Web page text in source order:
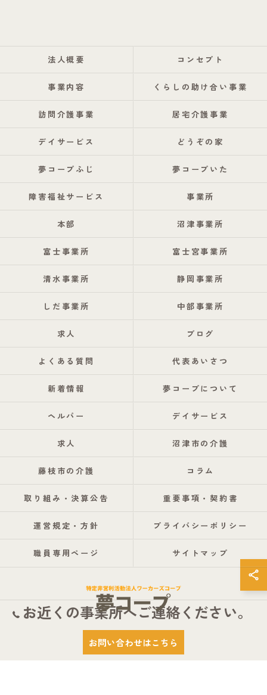
お近くの事業所へご連絡ください。
お問い合わせはこちら
法人概要 コンセプト
事業内容 くらしの助け合い事業
訪問介護事業 居宅介護事業
デイサービス どうぞの家
夢コープふじ 夢コープいた
障害福祉サービス 事業所
本部 沼津事業所
富士事業所 富士宮事業所
清水事業所 静岡事業所
しだ事業所 中部事業所
求人 ブログ
よくある質問 代表あいさつ
新着情報 夢コープについて
ヘルパー デイサービス
求人 沼津市の介護
藤枝市の介護 コラム
取り組み・決算公告 重要事項・契約書
運営規定・方針 プライバシーポリシー
職員専用ページ サイトマップ
ALL RIGHTS RESERVED.